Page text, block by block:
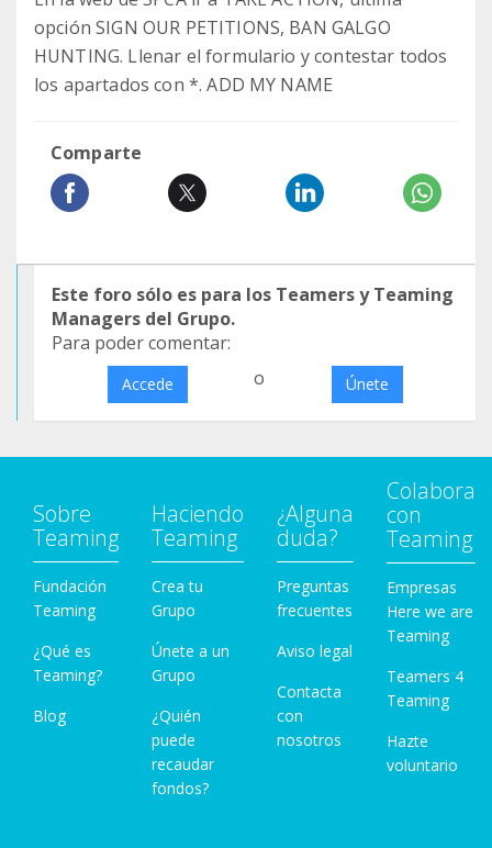
opción SIGN OUR PETITIONS, BAN GALGO
HUNTING. Llenar el formulario y contestar todos
los apartados con *. ADD MY NAME
Comparte
Este foro sólo es para los Teamers y Teaming
Managers del Grupo.
Para poder comentar:
Accede o Únete
Sobre
Teaming
Fundación
Teaming
¿Qué es
Teaming?
Blog
Haciendo
Teaming
Crea tu
Grupo
Únete a un
Grupo
¿Quién
puede
recaudar
fondos?
¿Alguna
duda?
Preguntas
frecuentes
Aviso legal
Contacta
con
nosotros
Colabora
con
Teaming
Empresas
Here we are
Teaming
Teamers 4
Teaming
Hazte
voluntario